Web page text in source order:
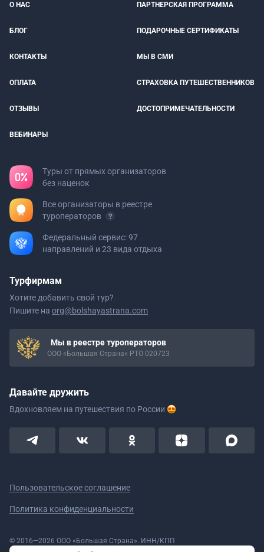
О НАС ПАРТНЕРСКАЯ ПРОГРАММА
БЛОГ ПОДАРОЧНЫЕ СЕРТИФИКАТЫ
КОНТАКТЫ МЫ В СМИ
ОПЛАТА СТРАХОВКА ПУТЕШЕСТВЕННИКОВ
ОТЗЫВЫ ДОСТОПРИМЕЧАТЕЛЬНОСТИ
ВЕБИНАРЫ
Туры от прямых организаторов
без наценок
Все организаторы в реестре
туроператоров
Федеральный сервис: 97
направлений и 23 вида отдыха
Турфирмам
Хотите добавить свой тур?
Пишите на org@bolshayastrana.com
Мы в реестре туроператоров
ООО «Большая Страна» РТО 020723
Давайте дружить
Вдохновляем на путешествия по России
Пользовательское соглашение
Политика конфиденциальности
© 2016—2026 ООО «Большая Страна». ИНН/КПП
5908078160/590801001 ОГРН 1185958020533